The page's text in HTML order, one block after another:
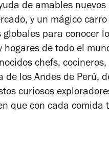
de amables
y un mágico
globales para conocer
hogares de todo el
chefs,
de los Andes de Perú,
curiosos
que con cada comida